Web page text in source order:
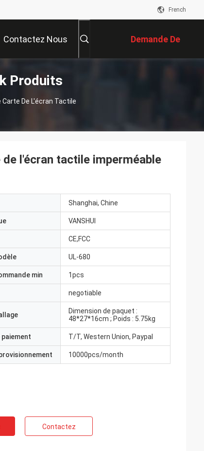
French
Contactez Nous Demande De
Soumission
Produits
De L'écran Tactile
l'écran tactile imperméable
Shanghai, Chine
VANSHUI
CE,FCC
UL-680
min 1pcs
negotiable
Dimension de paquet :
48*27*16cm ; Poids : 5.75kg
T/T, Western Union, Paypal
10000pcs/month
Contactez